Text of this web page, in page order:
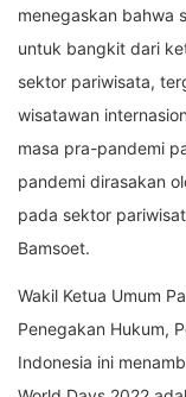
menegaskan bahwa
untuk bangkit dari
sektor pariwisata,
wisatawan
masa pra-pandemi
pandemi dirasakan
pada sektor
Bamsoet.
Wakil Ketua Umum
Penegakan Hukum,
Indonesia ini